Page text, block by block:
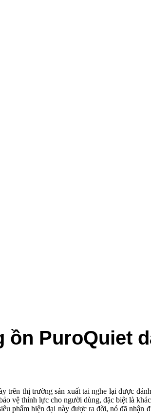
ồn PuroQuiet
trên thị trường sản xuất tai nghe lại được
vệ thính lực cho người dùng, đặc biệt là
phẩm hiện đại này được ra đời, nó đã nhận